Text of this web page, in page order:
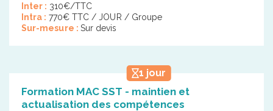
Inter : 310€/TTC
Intra : 770€ TTC / JOUR / Groupe
Sur-mesure : Sur devis
1 jour
Formation MAC SST - maintien et
actualisation des compétences